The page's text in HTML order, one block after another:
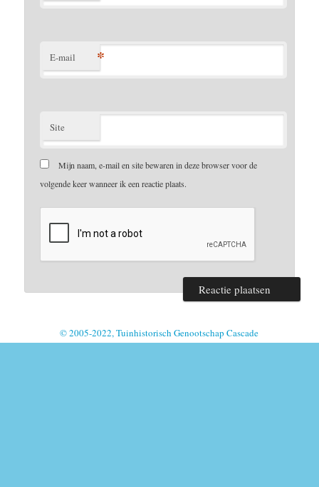
E-mail *
Site
Mijn naam, e-mail en site bewaren in deze browser voor de
volgende keer wanneer ik een reactie plaats.
© 2005-2022, Tuinhistorisch Genootschap Cascade